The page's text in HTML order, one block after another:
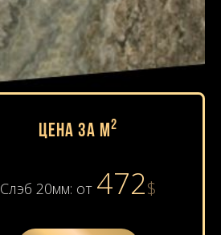
Цена за м 2
Слэб 20мм: от 472$